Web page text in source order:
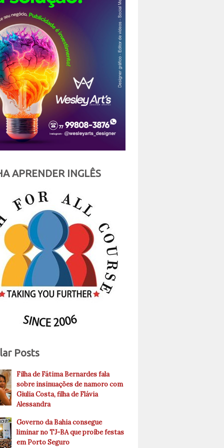
APRENDER INGLÊS
Posts
Filha de Fátima Bernardes fala
sobre insinuações de namoro com
Giulia Costa, filha de Flávia
Alessandra
Governo da Bahia consegue
liminar no TJ-BA que proíbe festas
em Porto Seguro